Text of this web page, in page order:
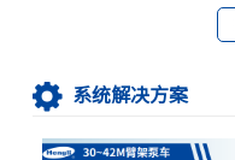
系统解决方案